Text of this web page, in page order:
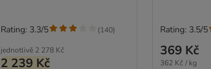
jednotlivě 2 278 Kč
2 239 Kč
Rating: 3.3/5 (140)
369 Kč
362 Kč / kg
Rating: 3.5/5